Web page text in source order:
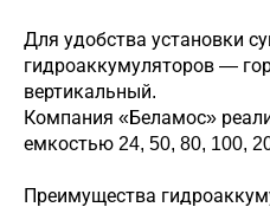
Для удобства установки
гидроаккумуляторов —
вертикальный.
Компания «Беламос»
емкостью 24, 50, 80, 100,
Преимущества